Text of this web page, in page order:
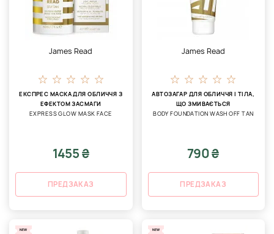
James Read
ЕКСПРЕС МАСКА ДЛЯ ОБЛИЧЧЯ З
ЕФЕКТОМ ЗАСМАГИ
EXPRESS GLOW MASK FACE
1455 ₴
ПРЕДЗАКАЗ
James Read
АВТОЗАГАР ДЛЯ ОБЛИЧЧЯ І ТІЛА,
ЩО ЗМИВАЄТЬСЯ
BODY FOUNDATION WASH OFF TAN
790 ₴
ПРЕДЗАКАЗ
NEW NEW